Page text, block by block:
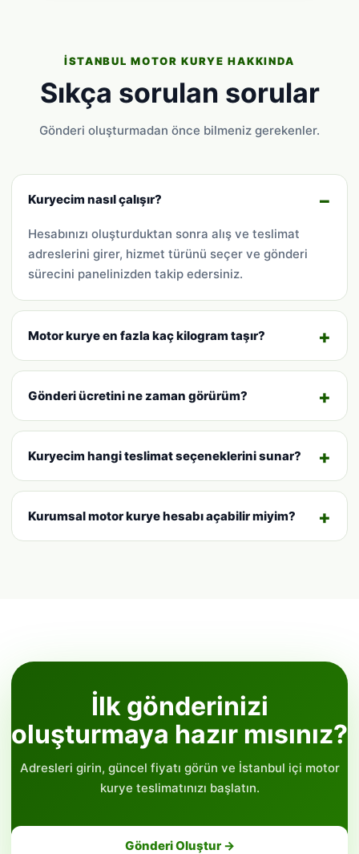
İSTANBUL MOTOR KURYE HAKKINDA
Sıkça sorulan sorular
Gönderi oluşturmadan önce bilmeniz gerekenler.
Kuryecim nasıl çalışır?
Hesabınızı oluşturduktan sonra alış ve teslimat
adreslerini girer, hizmet türünü seçer ve gönderi
sürecini panelinizden takip edersiniz.
Motor kurye en fazla kaç kilogram taşır?
Gönderi ücretini ne zaman görürüm?
Kuryecim hangi teslimat seçeneklerini sunar?
Kurumsal motor kurye hesabı açabilir miyim?
İlk gönderinizi
oluşturmaya hazır mısınız?
Adresleri girin, güncel fiyatı görün ve İstanbul içi motor
kurye teslimatınızı başlatın.
Gönderi Oluştur →